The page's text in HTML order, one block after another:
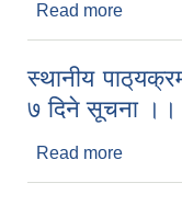
Read more
स्थानीय
७ दिने सूचना ।।
Read more